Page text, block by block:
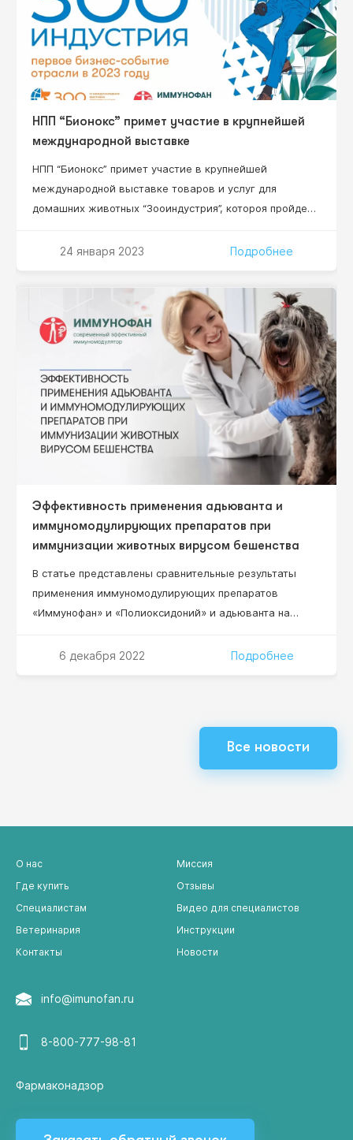
НПП “Бионокс” примет участие в крупнейшей
международной выставке
НПП “Бионокс” примет участие в крупнейшей
международной выставке товаров и услуг для
домашних животных “Зооиндустрия”, котороя пройдет
“ЭКСПОФОРУМ” в Санкт-Петербурге. Масшатабное
100 участников, 4 000 специалистов, 9 000 м2
площадь экспозиций! Номер стенда участника
выставки ООО НПП “Бионокс” – С1.
24 января 2023 Подробнее
Эффективность применения адьюванта и
иммуномодулирующих препаратов при
иммунизации животных вирусом бешенства
В статье представлены сравнительные результаты
применения иммуномодулирующих препаратов
«Иммунофан» и «Полиоксидоний» и адьюванта на
при иммунизации баранов очищенным
при сочетанном применении этих иммуномодуляторов
с вирусом бешенства и масляным адьювантом.
Показаны преимущества препарата «Иммунофан»,
6 декабря 2022 Подробнее
Все новости
О нас
Миссия
Где купить
Отзывы
Специалистам
Видео для специалистов
Ветеринария
Инструкции
Контакты
Новости
info@imunofan.ru
8-800-777-98-81
Фармаконадзор